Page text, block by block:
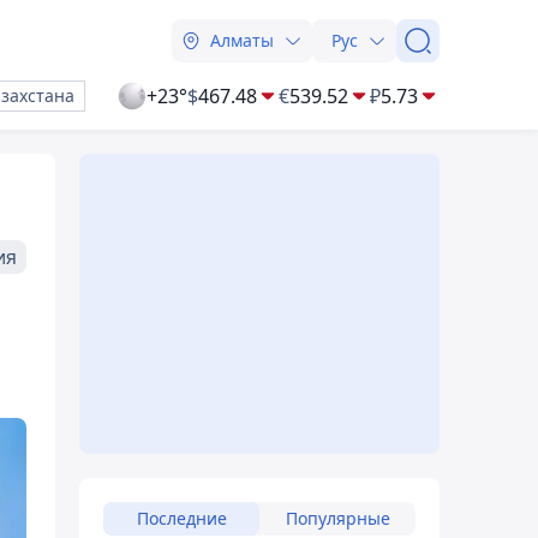
Алматы Рус
+23°$467.48 €539.52 ₽5.73
Последние Популярные